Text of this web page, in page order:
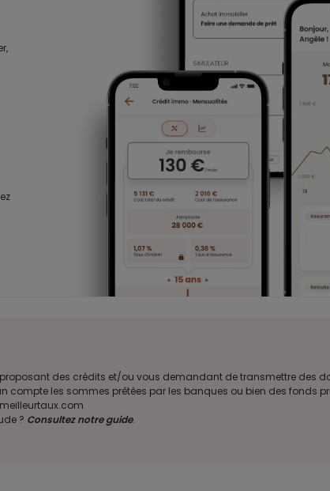
des crédits et/ou vous demandant de transmettre des
les sommes prêtées par les banques ou bien des fonds
? Consultez notre guide.